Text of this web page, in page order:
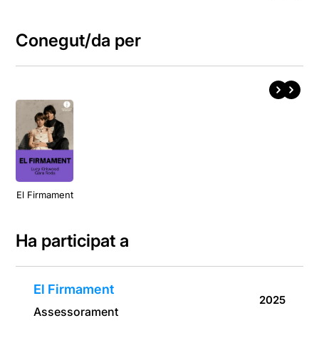
Conegut/da per
El Firmament
Ha participat a
El Firmament
Assessorament
2025